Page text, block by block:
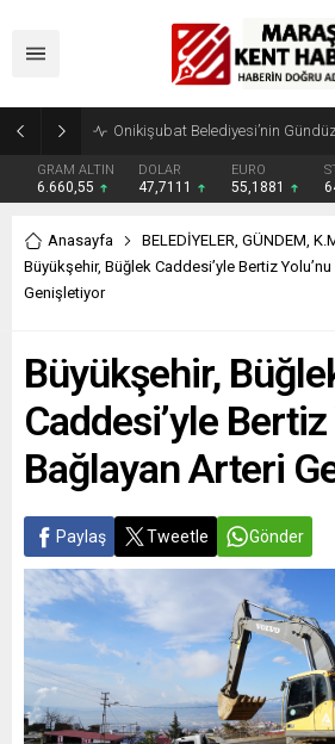
Geleneksel Ağustos Fuarı’nda
GRAM ALTIN
6.660,55
DOLAR
47,7111
EURO
55,1881
Anasayfa BELEDİYELER, GÜNDEM,
Büyükşehir, Büğlek Caddesi’yle Bertiz
Genişletiyor
Büyükşehir,
Caddesi’yle Bertiz
Bağlayan Arteri
Paylaş Tweetle Gönder